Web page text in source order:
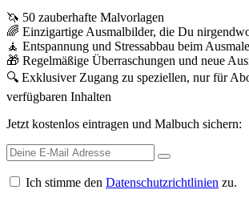
🦄 50 zauberhafte Malvorlagen
🌈 Einzigartige Ausmalbilder, die Du
🧘 Entspannung und Stressabbau beim
🎁 Regelmäßige Überraschungen und neue
🔍 Exklusiver Zugang zu speziellen, nur für
verfügbaren Inhalten
Jetzt kostenlos eintragen und Malbuch sichern:
Ich stimme den Datenschutzrichtlinien zu.